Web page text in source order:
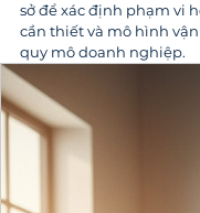
sở để xác định phạm vi
cần thiết và mô hình
quy mô doanh nghiệp.